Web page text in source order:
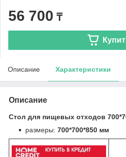
56 700 ₸
Описание Характеристики
Описание
Стол для пищевых отходов
размеры: 700*700*850 мм